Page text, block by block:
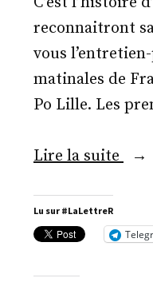
reconnaitront
vous
matinales de
Po Lille. Les
Lire la suite « M.
Lu sur #LaLettreR